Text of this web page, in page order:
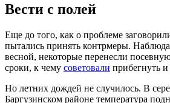
Вести с полей
Еще до того, как о проблеме
пытались принять контрмеры.
весной, некоторые перенесли
сроки, к чему советовали прибегнуть
Но летних дождей не случилось. В
Баргузинском районе температура